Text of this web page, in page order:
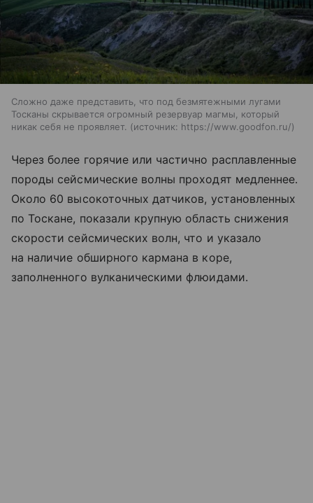
Сложно даже представить, что под безмятежными лугами
Тосканы скрывается огромный резервуар магмы, который
никак себя не проявляет.
источник: https://www.goodfon.ru/
Через более горячие или частично расплавленные
породы сейсмические волны проходят медленнее.
Около 60 высокоточных датчиков, установленных
по Тоскане, показали крупную область снижения
скорости сейсмических волн, что и указало
на наличие обширного кармана в коре,
заполненного вулканическими флюидами.